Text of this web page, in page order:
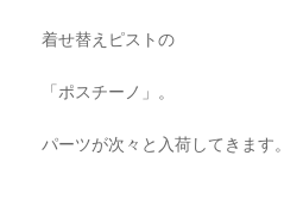
着せ替えピストの
「ポスチーノ」。
パーツが次々と入荷してきます。